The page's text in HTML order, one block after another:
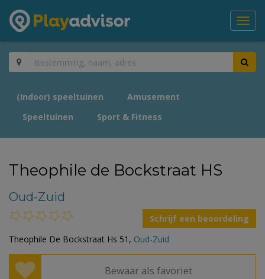
(Indoor) speeltuinen
Amusement
Speeltuinen
Sport & Fitness
Theophile de Bockstraat HS
Oud-Zuid
Schrijf een beoordeling
Theophile De Bockstraat Hs 51, Oud-Zuid
Bewaar als favoriet